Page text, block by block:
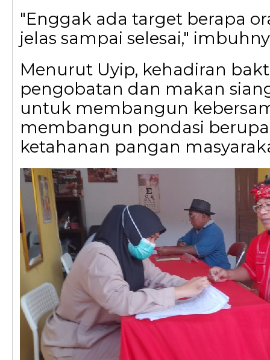
"Enggak ada target berapa
jelas sampai selesai,"
Menurut Uyip, kehadiran
pengobatan dan makan
untuk membangun
membangun pondasi
ketahanan pangan